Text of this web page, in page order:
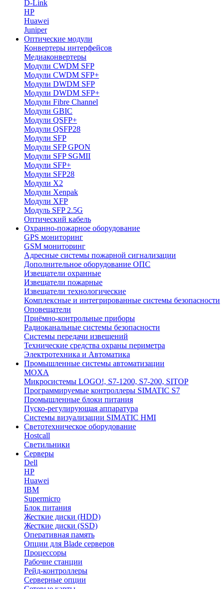
D-Link
HP
Huawei
Juniper
Оптические модули
Конвертеры интерфейсов
Медиаконвертеры
Модули CWDM SFP
Модули CWDM SFP+
Модули DWDM SFP
Модули DWDM SFP+
Модули Fibre Channel
Модули GBIC
Модули QSFP+
Модули QSFP28
Модули SFP
Модули SFP GPON
Модули SFP SGMII
Модули SFP+
Модули SFP28
Модули X2
Модули Xenpak
Модули XFP
Модуль SFP 2.5G
Оптический кабель
Охранно-пожарное оборудование
GPS мониторинг
GSM мониторинг
Адресные системы пожарной сигнализации
Дополнительное оборудование ОПС
Извещатели охранные
Извещатели пожарные
Извещатели технологические
Комплексные и интегрированные системы безопасноcти
Оповещатели
Приёмно-контрольные приборы
Радиоканальные системы безопасности
Системы передачи извещений
Технические средства охраны периметра
Электротехника и Автоматика
Промышленные системы автоматизации
MOXA
Микросистемы LOGO!, S7-1200, S7-200, SITOP
Программируемые контроллеры SIMATIC S7
Промышленные блоки питания
Пуско-регулирующая аппаратура
Системы визуализации SIMATIC HMI
Светотехническое оборудование
Hostcall
Светильники
Серверы
Dell
HP
Huawei
IBM
Supermicro
Блок питания
Жесткие диски (HDD)
Жесткие диски (SSD)
Оперативная память
Опции для Blade серверов
Процессоры
Рабочие станции
Рейд-контроллеры
Серверные опции